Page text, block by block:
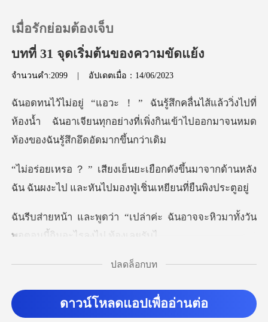
เติมเงิน
ออกจากระบบ
ดาวน์โหลดแอป
เมื่อรักย่อมต้องเจ็บ
บทที่ 31 จุดเริ่มต้นของความขัดแย้ง
จำนวนคำ:2099 | อัปเดตเมื่อ：14/06/2023
่งไปที่
ห้องน้ำ ฉันอาเจียนทุกอย่างที่เพิ่งกินเข้าไ
ึ้นมาจากด้านหลัง
ฉัน ฉันผงะไป และหันไ
่าค่ะ ฉันอาจจะหิวมาทั้งวัน
พอ
ปลดล็อกบท
ดาวน์โหลดแอปเพื่ออ่านต่อ